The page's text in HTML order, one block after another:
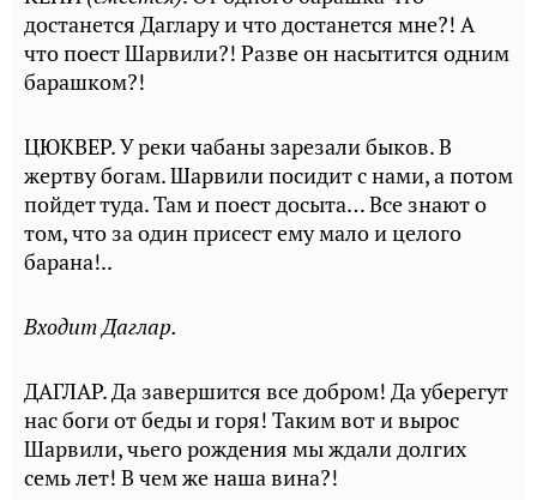
достанется Даглару и что достанется мне?! А
что поест Шарвили?! Разве он насытится одним
барашком?!
ЦЮКВЕР. У реки чабаны зарезали быков. В
жертву богам. Шарвили посидит с нами, а потом
пойдет туда. Там и поест досыта… Все знают о
том, что за один присест ему мало и целого
барана!..
Входит Даглар.
ДАГЛАР. Да завершится все добром! Да уберегут
нас боги от беды и горя! Таким вот и вырос
Шарвили, чьего рождения мы ждали долгих
семь лет! В чем же наша вина?!